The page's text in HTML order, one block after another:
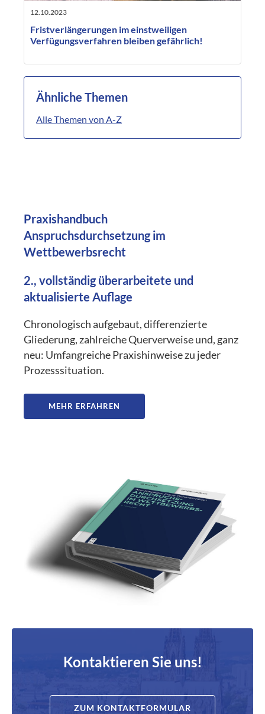
12.10.2023
Fristverlängerungen im einstweiligen
Verfügungsverfahren bleiben gefährlich!
Ähnliche Themen
Alle Themen von A-Z
Praxishandbuch
Anspruchsdurchsetzung im
Wettbewerbsrecht
2., vollständig überarbeitete und
aktualisierte Auflage
Chronologisch aufgebaut, differenzierte
Gliederung, zahlreiche Querverweise und, ganz
neu: Umfangreiche Praxishinweise zu jeder
Prozesssituation.
MEHR ERFAHREN
Kontaktieren Sie uns!
ZUM KONTAKTFORMULAR